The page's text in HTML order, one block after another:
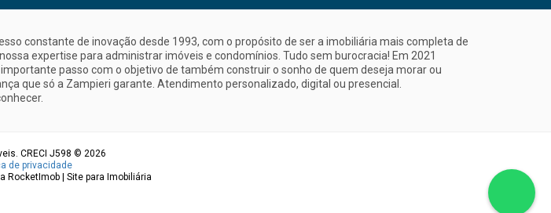
constante de inovação desde 1993, com o propósito de ser a imobiliária mais completa de
expertise para administrar imóveis e condomínios. Tudo sem burocracia! Em 2021
passo com o objetivo de também construir o sonho de quem deseja morar ou
que só a Zampieri garante. Atendimento personalizado, digital ou presencial.
CRECI J598 © 2026
de privacidade
RocketImob | Site para Imobiliária